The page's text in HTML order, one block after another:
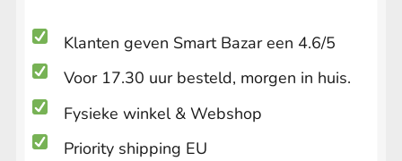
Klanten geven Smart Bazar een 4.6/5
Voor 17.30 uur besteld, morgen in huis.
Fysieke winkel & Webshop
Priority shipping EU